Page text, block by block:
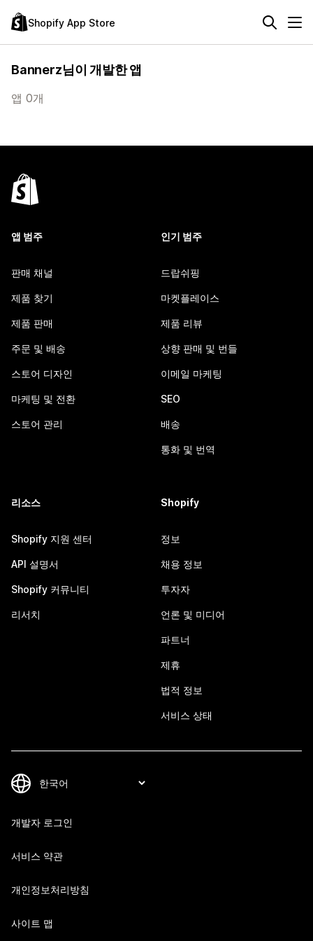
Shopify App Store
Bannerz님이 개발한 앱
앱 0개
앱 범주
판매 채널
제품 찾기
제품 판매
주문 및 배송
스토어 디자인
마케팅 및 전환
스토어 관리
인기 범주
드랍쉬핑
마켓플레이스
제품 리뷰
상향 판매 및 번들
이메일 마케팅
SEO
배송
통화 및 번역
리소스
Shopify 지원 센터
API 설명서
Shopify 커뮤니티
리서치
Shopify
정보
채용 정보
투자자
언론 및 미디어
파트너
제휴
법적 정보
서비스 상태
개발자 로그인
서비스 약관
개인정보처리방침
사이트 맵